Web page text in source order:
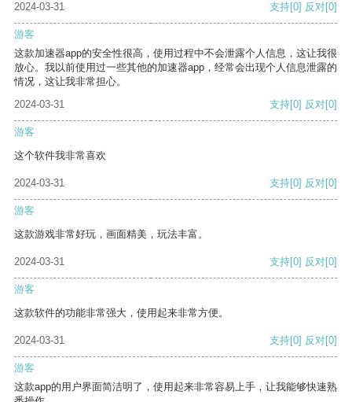
2024-03-31
支持[0] 反对[0]
游客
这款加速器app的安全性很高，使用过程中不会泄露个人信息，这让我很
放心。我以前使用过一些其他的加速器app，经常会出现个人信息泄露的
情况，这让我非常担心。
2024-03-31
支持[0] 反对[0]
游客
这个软件我非常喜欢
2024-03-31 支持[0] 反对[0]
游客
这款游戏非常好玩，画面精美，玩法丰富。
2024-03-31 支持[0] 反对[0]
游客
这款软件的功能非常强大，使用起来非常方便。
2024-03-31 支持[0] 反对[0]
游客
这款app的用户界面简洁明了，使用起来非常容易上手，让我能够快速熟